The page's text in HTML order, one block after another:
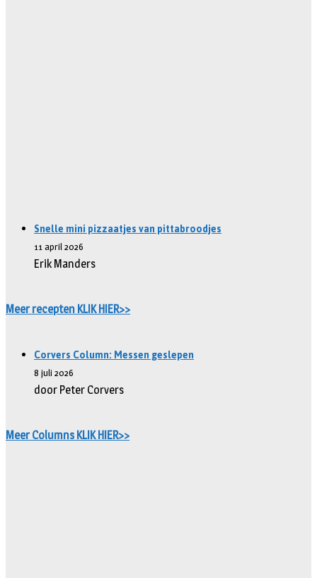
Snelle mini pizzaatjes van pittabroodjes
11 april 2026
Erik Manders
Meer recepten KLIK HIER>>
Corvers Column: Messen geslepen
8 juli 2026
door Peter Corvers
Meer Columns KLIK HIER>>